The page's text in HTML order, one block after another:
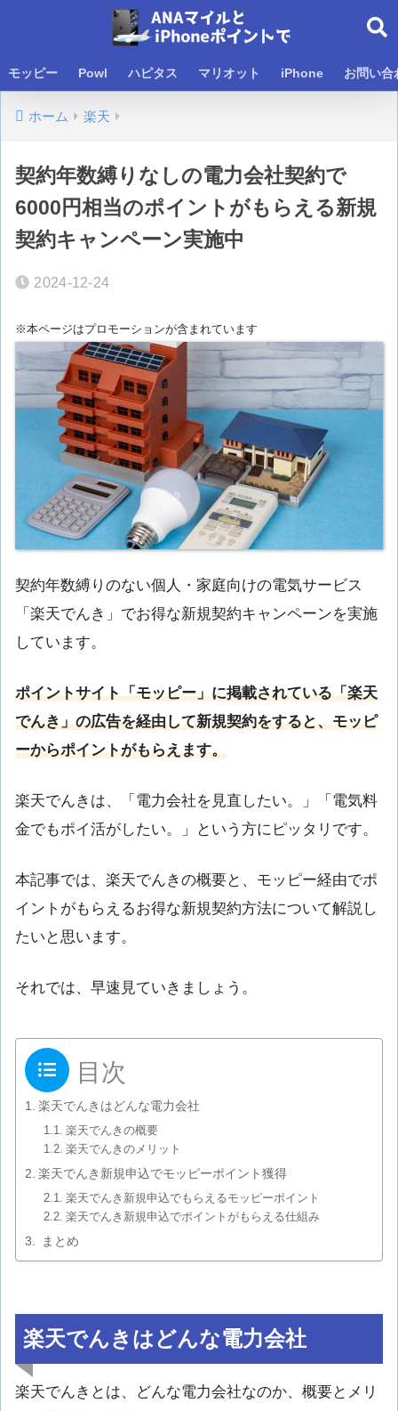
モッピー Powl ハピタス マリオット iPhone お問い合
ホーム 楽天
契約年数縛りなしの電力会社契約で
6000円相当のポイントがもらえる新規
契約キャンペーン実施中
2024-12-24
※本ページはプロモーションが含まれています
契約年数縛りのない個人・家庭向けの電気サービス
「楽天でんき」でお得な新規契約キャンペーンを実施
しています。
ポイントサイト「モッピー」に掲載されている「楽天
でんき」の広告を経由して新規契約をすると、モッピ
ーからポイントがもらえます。
楽天でんきは、「電力会社を見直したい。」「電気料
金でもポイ活がしたい。」という方にピッタリです。
本記事では、楽天でんきの概要と、モッピー経由でポ
イントがもらえるお得な新規契約方法について解説し
たいと思います。
それでは、早速見ていきましょう。
目次
楽天でんきはどんな電力会社
楽天でんきの概要
楽天でんきのメリット
楽天でんき新規申込でモッピーポイント獲得
楽天でんき新規申込でもらえるモッピーポイント
楽天でんき新規申込でポイントがもらえる仕組み
まとめ
楽天でんきはどんな電力会社
楽天でんきとは、どんな電力会社なのか、概要とメリ